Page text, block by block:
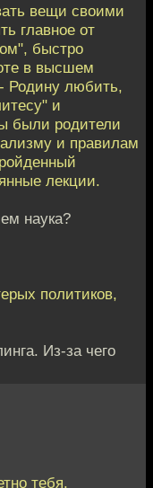
вещи своими
главное от
быстро
в высшем
Родину любить,
и
были родители
и правилам
лекции.
наука?
политиков,
Из-за чего
тебя.